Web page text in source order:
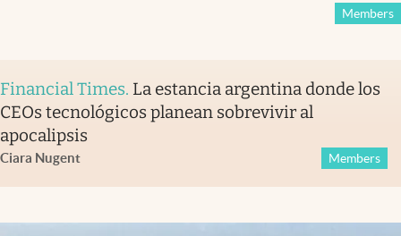
Members
Financial Times. La estancia argentina donde los
CEOs tecnológicos planean sobrevivir al
apocalipsis
Ciara Nugent Members